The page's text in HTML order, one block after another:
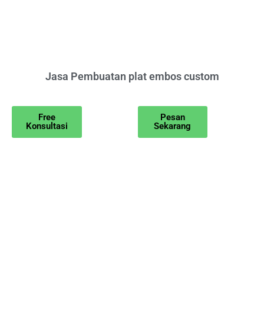
Jasa Pembuatan plat embos custom
Free
Konsultasi
Pesan
Sekarang